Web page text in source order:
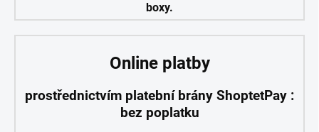
boxy.
Online platby
prostřednictvím platební brány ShoptetPay :
bez poplatku